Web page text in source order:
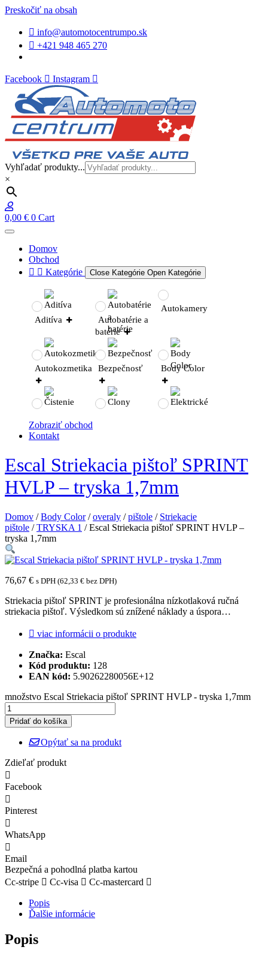
Preskočiť na obsah
info@automotocentrumpo.sk
+421 948 465 270
Facebook Instagram
Vyhľadať produkty...
×
0,00 € 0 Cart
Domov
Obchod
Kategórie
Close Kategórie Open Kategórie
Aditíva
Autobatérie a
batérie
Autokamery
Autokozmetika Bezpečnosť Body Color
údržba vozidla
Elektronické
Filtre
príslušenstvo
Kvapaliny
Náradie a
Nezaradené
držiaky
asistent
Stojany
Telefóny a
Vonkajšia
Zimné
doplnky
Zobraziť obchod
Kontakt
Escal Striekacia pištoľ SPRINT
HVLP – tryska 1,7mm
Domov /Body Color/overaly /pištole / Striekacie
pištole /TRYSKA 1 / Escal Striekacia pištoľ SPRINT HVLP –
tryska 1,7mm
76,67 € s DPH (62,33 € bez DPH)
Striekacia pištoľ SPRINT je profesionálna nízkotlaková ručná
striekacia pištoľ. Výsledkom sú znížené náklady a úspora…
viac informácii o produkte
Značka: Escal
Kód produktu: 128
EAN kód: 5.90262280056E+12
množstvo Escal Striekacia pištoľ SPRINT HVLP - tryska 1,7mm
Pridať do košíka
Opýtať sa na produkt
Zdieľať produkt
Facebook
Pinterest
WhatsApp
Email
Bezpečná a pohodlná platba kartou
Cc-stripe
Cc-visa Cc-mastercard
Popis
Ďalšie informácie
Popis